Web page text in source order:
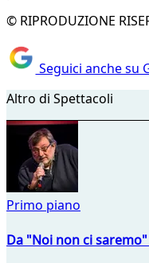
© RIPRODUZIONE
Seguici anche su
Altro di Spettacoli
Primo piano
Da "Noi non ci